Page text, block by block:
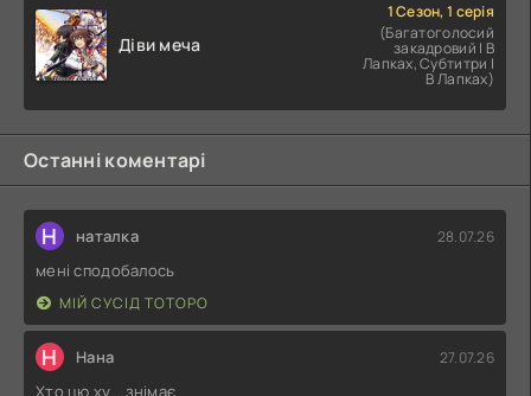
Діви меча
1 Сезон, 1 серія
(Багатоголосий
закадровий | В
Лапках, Субтитри |
В Лапках)
Останні коментарі
Н наталка 28.07.26
мені сподобалось
МІЙ СУСІД ТОТОРО
Н Нана 27.07.26
Хто цю ху....знімає